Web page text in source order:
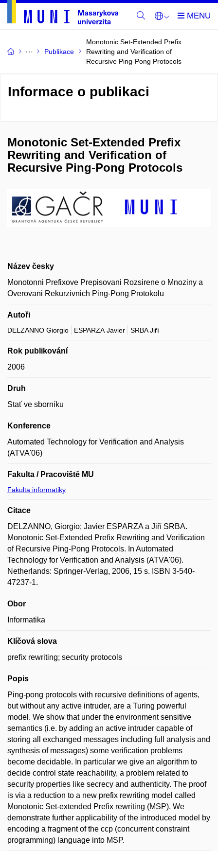
Publikace
Monotonic Set-Extended Prefix
Rewriting and Verification of
Recursive Ping-Pong Protocols
Informace o publikaci
Monotonic Set-Extended Prefix
Rewriting and Verification of
Recursive Ping-Pong Protocols
Název česky
Monotonni Prefixove Prepisovani Rozsirene o Mnoziny a
Overovani Rekurzivnich Ping-Pong Protokolu
Autoři
DELZANNO Giorgio ESPARZA Javier SRBA Jiří
Rok publikování
2006
Druh
Stať ve sborníku
Konference
Automated Technology for Verification and Analysis
(ATVA'06)
Fakulta / Pracoviště MU
Fakulta informatiky
Citace
DELZANNO, Giorgio; Javier ESPARZA a Jiří SRBA.
Monotonic Set-Extended Prefix Rewriting and Verification
of Recursive Ping-Pong Protocols. In Automated
Technology for Verification and Analysis (ATVA'06).
Netherlands: Springer-Verlag, 2006, 15 s. ISBN 3-540-
47237-1.
Obor
Informatika
Klíčová slova
prefix rewriting; security protocols
Popis
Ping-pong protocols with recursive definitions of agents,
but without any active intruder, are a Turing powerful
model. We show that under the environment sensitive
semantics (i.e. by adding an active intruder capable of
storing all exchanged messages including full analysis and
synthesis of messages) some verification problems
become decidable. In particular we give an algorithm to
decide control state reachability, a problem related to
security properties like secrecy and authenticity. The proof
is via a reduction to a new prefix rewriting model called
Monotonic Set-extended Prefix rewriting (MSP). We
demonstrate further applicability of the introduced model by
encoding a fragment of the ccp (concurrent constraint
programming) language into MSP.